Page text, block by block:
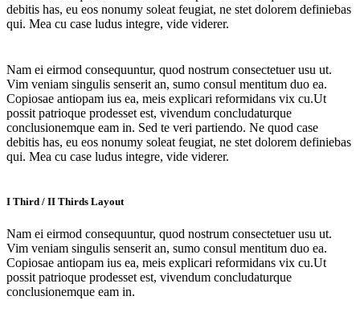
debitis has, eu eos nonumy soleat feugiat, ne stet dolorem definiebas
qui. Mea cu case ludus integre, vide viderer.
Nam ei eirmod consequuntur, quod nostrum consectetuer usu ut.
Vim veniam singulis senserit an, sumo consul mentitum duo ea.
Copiosae antiopam ius ea, meis explicari reformidans vix cu.Ut
possit patrioque prodesset est, vivendum concludaturque
conclusionemque eam in. Sed te veri partiendo. Ne quod case
debitis has, eu eos nonumy soleat feugiat, ne stet dolorem definiebas
qui. Mea cu case ludus integre, vide viderer.
I Third / II Thirds Layout
Nam ei eirmod consequuntur, quod nostrum consectetuer usu ut.
Vim veniam singulis senserit an, sumo consul mentitum duo ea.
Copiosae antiopam ius ea, meis explicari reformidans vix cu.Ut
possit patrioque prodesset est, vivendum concludaturque
conclusionemque eam in.